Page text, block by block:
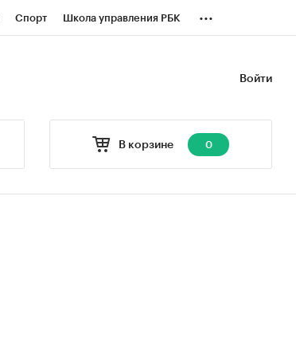
Спорт Школа управления РБК ...
Войти
В корзине 0